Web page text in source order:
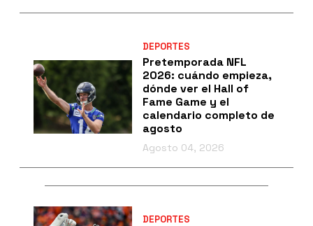
DEPORTES
Pretemporada NFL
2026: cuándo empieza,
dónde ver el Hall of
Fame Game y el
calendario completo de
agosto
Agosto 04, 2026
DEPORTES